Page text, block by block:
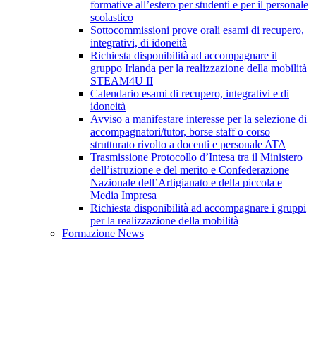
formative all’estero per studenti e per il personale
scolastico
Sottocommissioni prove orali esami di recupero,
integrativi, di idoneità
Richiesta disponibilità ad accompagnare il
gruppo Irlanda per la realizzazione della mobilità
STEAM4U II
Calendario esami di recupero, integrativi e di
idoneità
Avviso a manifestare interesse per la selezione di
accompagnatori/tutor, borse staff o corso
strutturato rivolto a docenti e personale ATA
Trasmissione Protocollo d’Intesa tra il Ministero
dell’istruzione e del merito e Confederazione
Nazionale dell’Artigianato e della piccola e
Media Impresa
Richiesta disponibilità ad accompagnare i gruppi
per la realizzazione della mobilità
Formazione News